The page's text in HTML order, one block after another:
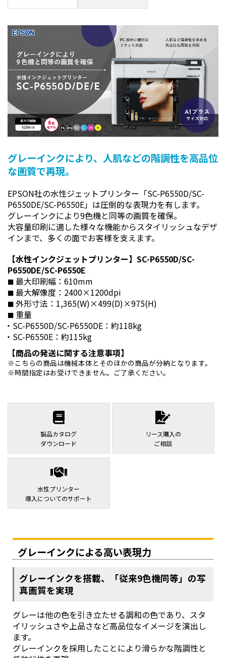
グレーインクにより、人肌などの階調性を高品位
な画質で再現。
EPSON社の水性ジェットプリンター「SC-P6550D/SC-
P6550DE/SC-P6550E」は圧倒的な表現力を有します。
グレーインクにより9色機と同等の画質を確保。
大容量印刷に適した様々な機能からスタイリッシュなデザ
インまで、多くの面でお客様を支えます。
【水性インクジェットプリンター】SC-P6550D/SC-
P6550DE/SC-P6550E
最大印刷幅：610mm
最大解像度：2400×1200dpi
外形寸法：1,365(W)×499(D)×975(H)
重量
SC-P6550D/SC-P6550DE：約118kg
SC-P6550E：約115kg
【商品の発送に関する注意事項】
こちらの商品は機械本体とそのほかの商品が分納となります。
時間指定はお受けできません。ご了承ください。
製品カタログ
ダウンロード
リース購入の
ご相談
水性プリンター
導入についてのサポート
グレーインクによる高い表現力
グレーインクを搭載、「従来9色機同等」の写
真画質を実現
グレーは他の色を引き立たせる調和の色であり、スタ
イリッシュさや上品さなど高品位なイメージを演出し
ます。
グレーインクを採用したことにより滑らかな階調性と